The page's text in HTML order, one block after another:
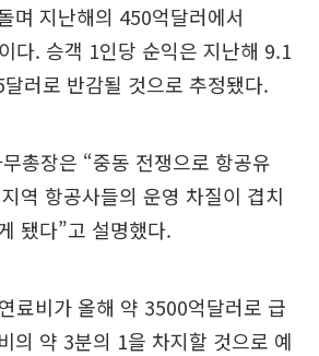
며 지난해의 450억달러에서
다. 승객 1인당 순익은 지난해 9.1
러로 반감될 것으로 추정됐다.
총장은 “중동 전쟁으로 항공유
역 항공사들의 운영 차질이 겹치
됐다”고 설명했다.
료비가 올해 약 3500억달러로 급
의 약 3분의 1을 차지할 것으로 예